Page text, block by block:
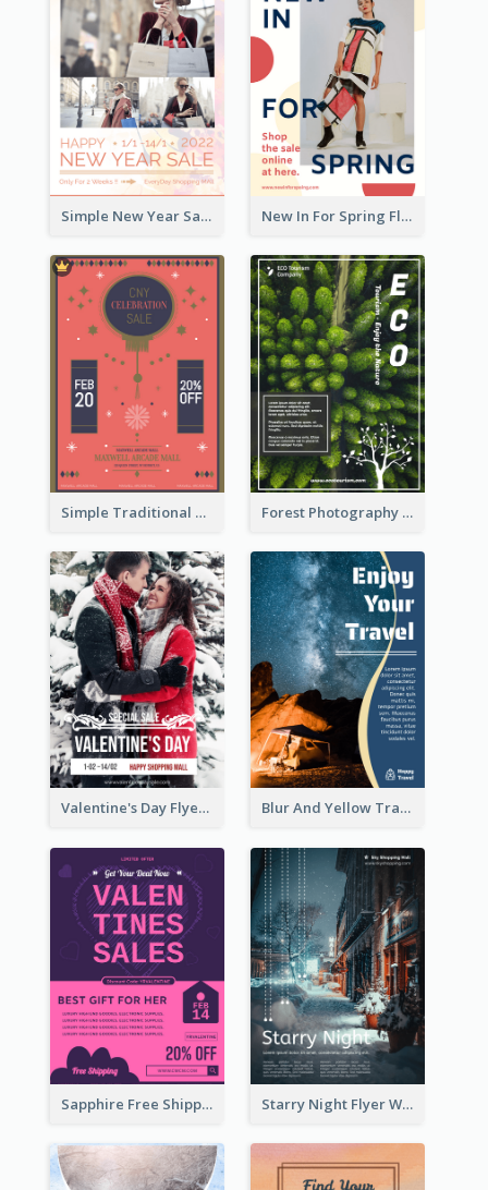
Simple New Year Sale Flyer In Light Colour Tone New In For Spring Flyer
Simple Traditional CNY Sales Flyer Design Forest Photography Flyer Of ECO Tourism
Valentine's Day Flyer With Photo Of Couple Blur And Yellow Travelling Flyer Decorated With Photo
Sapphire Free Shipping Flyer Design Ideas Starry Night Flyer With Street View